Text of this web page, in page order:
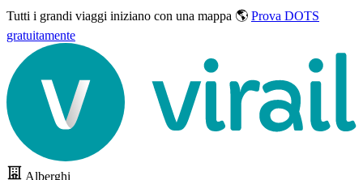
Tutti i grandi viaggi iniziano con una mappa 🌎 Prova DOTS
gratuitamente
Alberghi